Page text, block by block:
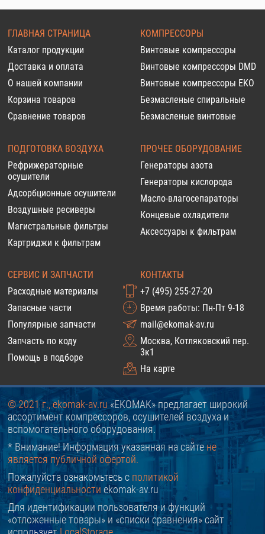
ГЛАВНАЯ СТРАНИЦА
Каталог продукции
Доставка и оплата
О нашей компании
Корзина товаров
Сравнение товаров
КОМПРЕССОРЫ
Винтовые компрессоры
Винтовые компрессоры DMD
Винтовые компрессоры EKO
Безмасленые спиральные
Безмасленые винтовые
ПОДГОТОВКА ВОЗДУХА
Рефрижераторные
осушители
Адсорбционные осушители
Воздушные ресиверы
Магистральные фильтры
Картриджи к фильтрам
ПРОЧЕЕ ОБОРУДОВАНИЕ
Генераторы азота
Генераторы кислорода
Масло-влагосепараторы
Концевые охладители
Аксессуары к фильтрам
СЕРВИС И ЗАПЧАСТИ
Расходные материалы
Запасные части
Популярные запчасти
Запчасть по коду
Помощь в подборе
КОНТАКТЫ
+7 (495) 255-27-20
Время работы: Пн-Пт 9-18
mail@ekomak-av.ru
Москва, Котляковский пер.
3к1
На карте
© 2021 г., ekomak-av.ru «EKOMAK» предлагает широкий
ассортимент компрессоров, осушителей воздуха и
вспомогательного оборудования.
* Внимание! Информация указанная на сайтене
является публичной офертой.
Пожалуйста ознакомьтесь с политикой
конфиденциальности ekomak-av.ru
Для идентификации пользователя и функций
«отложенные товары» и «списки сравнения» сайт